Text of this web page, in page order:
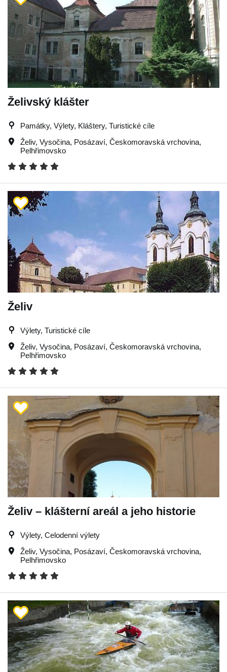
Želivský klášter
Památky, Výlety, Kláštery, Turistické cíle
Želiv, Vysočina, Posázaví, Českomoravská vrchovina,
Pelhřimovsko
Želiv
Výlety, Turistické cíle
Želiv, Vysočina, Posázaví, Českomoravská vrchovina,
Pelhřimovsko
Želiv – klášterní areál a jeho historie
Výlety, Celodenní výlety
Želiv, Vysočina, Posázaví, Českomoravská vrchovina,
Pelhřimovsko